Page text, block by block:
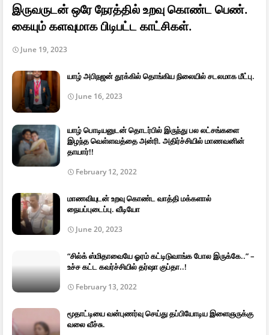
இருவருடன் ஒரே நேரத்தில் உறவு கொண்ட பெண்.
கையும் களவுமாக பிடிபட்ட காட்சிகள்.
June 19, 2023
யாழ் அபிநஜன் தூக்கில் தொங்கிய நிலையில் சடலமாக மீட்பு.
June 16, 2023
யாழ் பொடியனுடன் தொடர்பில் இருந்து பல லட்சங்களை
இழந்த வெள்ளவத்தை அன்ரி. அதிர்ச்சியில் மாணவனின்
தாயார்!!
February 12, 2022
மாணவியுடன் உறவு கொண்ட வாத்தி மக்களால்
நையப்புடைப்பு. வீடியோ
June 20, 2023
“சில்க் ஸ்மிதாவையே ஓரம் கட்டிடுவாங்க போல இருக்கே..” –
உச்ச கட்ட கவர்ச்சியில் தர்ஷா குப்தா..!
February 13, 2022
மூதாட்டியை வன்புணர்வு செய்து தப்பியோடிய இளைஞருக்கு
வலை வீச்சு.